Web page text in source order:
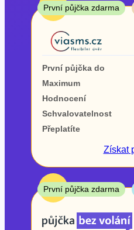
Od
První půjčka zdarma
–
ano
ne
Ve zkušebce
ano
ne
V exekuci
TOP
První půjčka zdarma
První půjčka do
Maximum
Hodnocení
Schvalovatelnost
Přeplatíte
Získat
TOP
První půjčka zdarma